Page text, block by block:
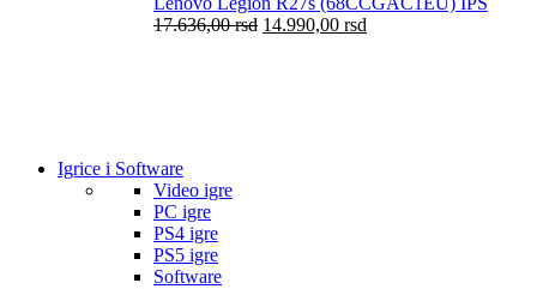
17.636,00rsd 14.990,00 rsd
Igrice i Software
Video igre
PC igre
PS4 igre
PS5 igre
Software